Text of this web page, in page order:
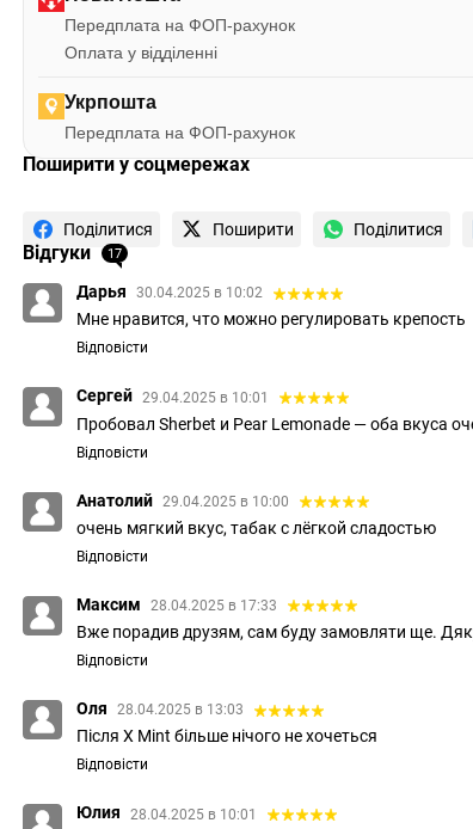
Передплата на ФОП-рахунок
Оплата у відділенні
Укрпошта
Передплата на ФОП-рахунок
Поширити у соцмережах
Поділитися Поширити Поділитися
Відгуки 17
Дарья 30.04.2025 в 10:02
Мне нравится, что можно регулировать крепость
Відповісти
Сергей 29.04.2025 в 10:01
Пробовал Sherbet и Pear Lemonade — оба вкуса
Відповісти
Анатолий 29.04.2025 в 10:00
очень мягкий вкус, табак с лёгкой сладостью
Відповісти
Максим 28.04.2025 в 17:33
Вже порадив друзям, сам буду замовляти ще.
Відповісти
Оля 28.04.2025 в 13:03
Після X Mint більше нічого не хочеться
Відповісти
Юлия 28.04.2025 в 10:01